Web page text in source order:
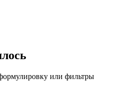
или фильтры